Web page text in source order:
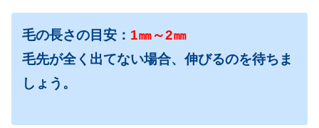
毛の長さの目安： 1㎜～2㎜
毛先が全く出てない場合、伸びるのを待ちま
しょう。